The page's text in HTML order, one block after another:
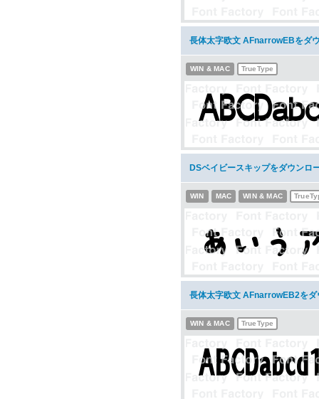
長体太字欧文 AFnarrowEBをダ
WIN & MAC TrueType
DSベイビースキップをダウンロ
WIN MAC WIN & MAC
長体太字欧文 AFnarrowEB2をダ
WIN & MAC TrueType